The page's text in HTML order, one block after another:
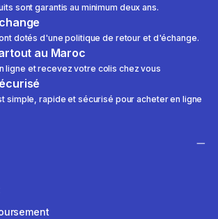
sont garantis au minimum deux ans.
dotés d'une politique de retour et d'échange.
au Maroc
ligne et recevez votre colis chez vous
simple, rapide et sécurisé pour acheter en ligne